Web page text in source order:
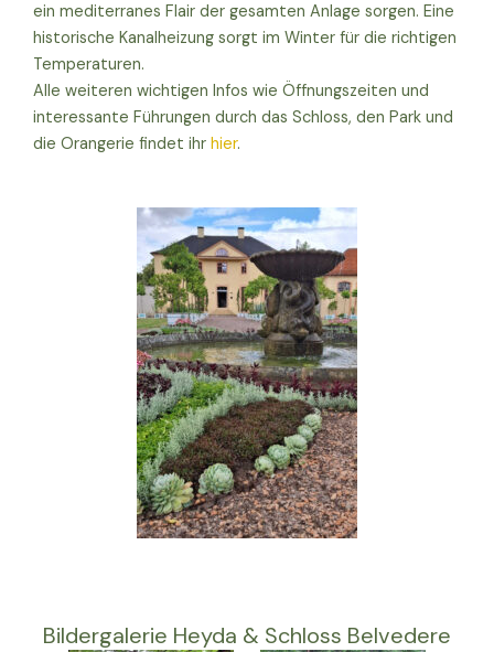
ein mediterranes Flair der gesamten Anlage sorgen. Eine
historische Kanalheizung sorgt im Winter für die richtigen
Temperaturen.
Alle weiteren wichtigen Infos wie Öffnungszeiten und
interessante Führungen durch das Schloss, den Park und
die Orangerie findet ihr hier.
Bildergalerie Heyda & Schloss Belvedere